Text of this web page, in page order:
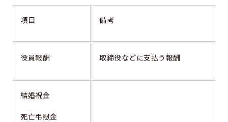
項目 備考
役員報酬 取締役などに支払う報酬
結婚祝金
死亡弔慰金